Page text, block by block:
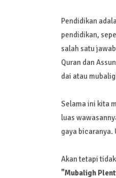
Pendidikan
pendidikan,
salah satu
Quran dan
dai atau
Selama ini kita
luas
gaya bicaranya.
Akan tetapi
"Mubaligh